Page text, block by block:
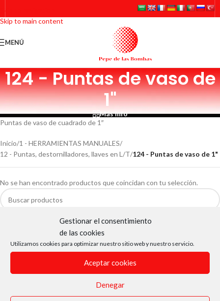
Gestionar el consentimiento
de las cookies
Utilizamos cookies para optimizar nuestro sitio web y nuestro servicio.
Aceptar cookies
Denegar
Skip to navigation
Skip to main content
MENÚ
124 - Puntas de vaso de
1"
Más info
Puntas de vaso de cuadrado de 1″
Inicio/1 - HERRAMIENTAS MANUALES/
12 - Puntas, destornilladores, llaves en L/T/124 - Puntas de vaso de 1"
No se han encontrado productos que coincidan con tu selección.